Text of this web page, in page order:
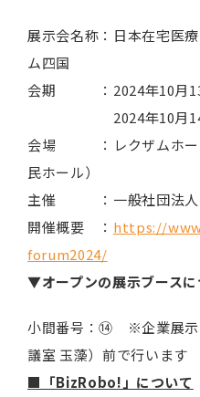
展示会名称：日本在宅医
ム四国
会期 ：2024年10月13
2024年10月14日（
会場 ：レクザムホー
民ホール）
主催 ：一般社団法人
開催概要 ： https://
forum2024/
▼オープンの展示ブースに
小間番号：⑭ ※企業展示
議室 玉藻）前で行います
■「BizRobo!」について